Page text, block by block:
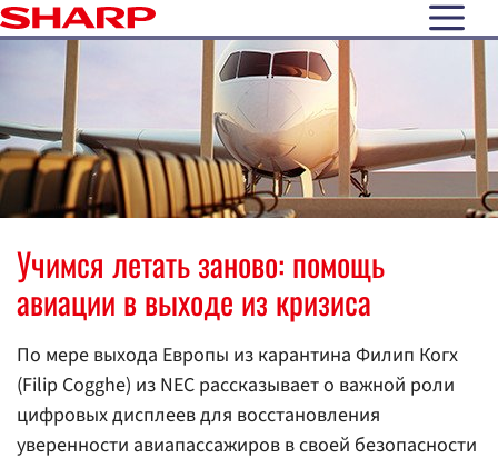
open
Учимся летать заново: помощь
авиации в выходе из кризиса
По мере выхода Европы из карантина Филип Когх
(Filip Cogghe) из NEC рассказывает о важной роли
цифровых дисплеев для восстановления
уверенности авиапассажиров в своей безопасности